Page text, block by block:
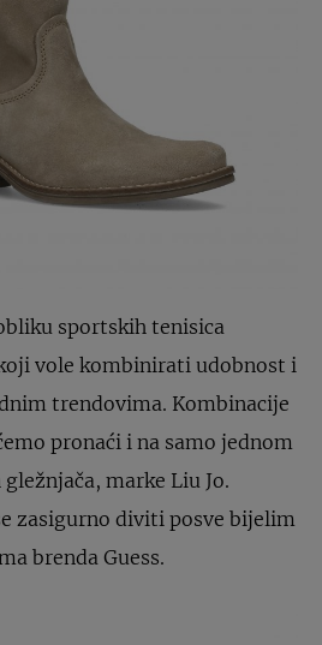
sportskih tenisica
vole kombinirati udobnost i
trendovima. Kombinacije
pronaći i na samo jednom
marke Liu Jo.
zasigurno diviti posve bijelim
brenda Guess.